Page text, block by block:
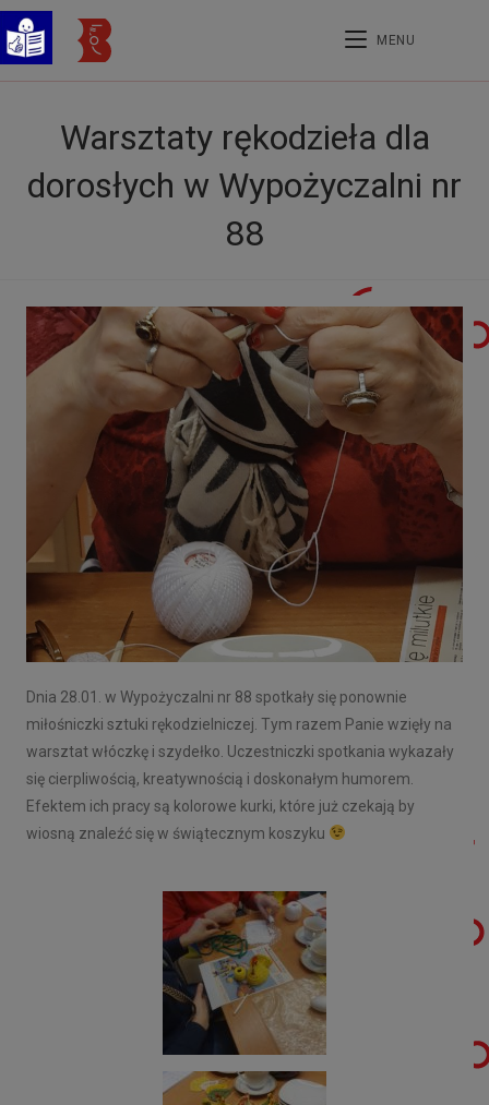
MENU
Warsztaty rękodzieła dla
dorosłych w Wypożyczalni nr
88
Dnia 28.01. w Wypożyczalni nr 88 spotkały się ponownie
miłośniczki sztuki rękodzielniczej. Tym razem Panie wzięły na
warsztat włóczkę i szydełko. Uczestniczki spotkania wykazały
się cierpliwością, kreatywnością i doskonałym humorem.
Efektem ich pracy są kolorowe kurki, które już czekają by
wiosną znaleźć się w świątecznym koszyku